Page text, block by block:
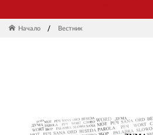
Начало Вестник